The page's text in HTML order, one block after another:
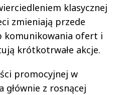
klasycznej
zmieniają przede
komunikowania ofert i
krótkotrwałe akcje.
promocyjnej w
głównie z rosnącej